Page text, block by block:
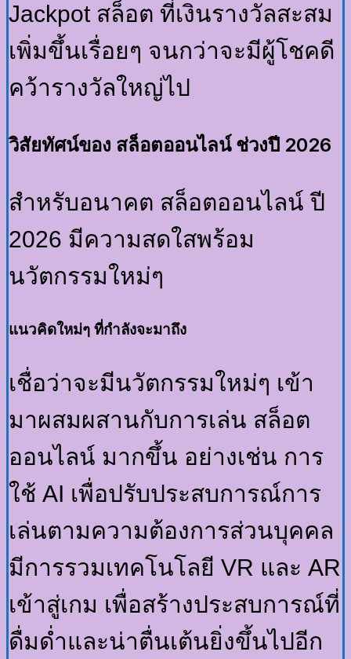
Jackpot สล็อต ที่เงินรางวัลสะสม
เพิ่มขึ้นเรื่อยๆ จนกว่าจะมีผู้โชคดี
คว้ารางวัลใหญ่ไป
วิสัยทัศน์ของ สล็อตออนไลน์ ช่วงปี 2026
สำหรับอนาคต สล็อตออนไลน์ ปี
2026 มีความสดใสพร้อม
นวัตกรรมใหม่ๆ
แนวคิดใหม่ๆ ที่กำลังจะมาถึง
เชื่อว่าจะมีนวัตกรรมใหม่ๆ เข้า
มาผสมผสานกับการเล่น สล็อต
ออนไลน์ มากขึ้น อย่างเช่น การ
ใช้ AI เพื่อปรับประสบการณ์การ
เล่นตามความต้องการส่วนบุคคล
มีการรวมเทคโนโลยี VR และ AR
เข้าสู่เกม เพื่อสร้างประสบการณ์ที่
ดื่มด่ำและน่าตื่นเต้นยิ่งขึ้นไปอีก